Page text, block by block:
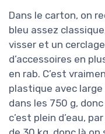
Dans le carton, on
bleu assez
visser et un
d’accessoires en
en rab. C’est
plastique avec
dans les 750 g,
c’est plein d’eau,